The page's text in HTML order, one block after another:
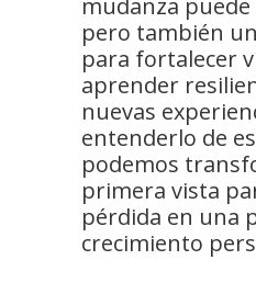
pero también
para fortalecer
aprender
nuevas
entenderlo de
podemos
primera vista
pérdida en una
crecimiento